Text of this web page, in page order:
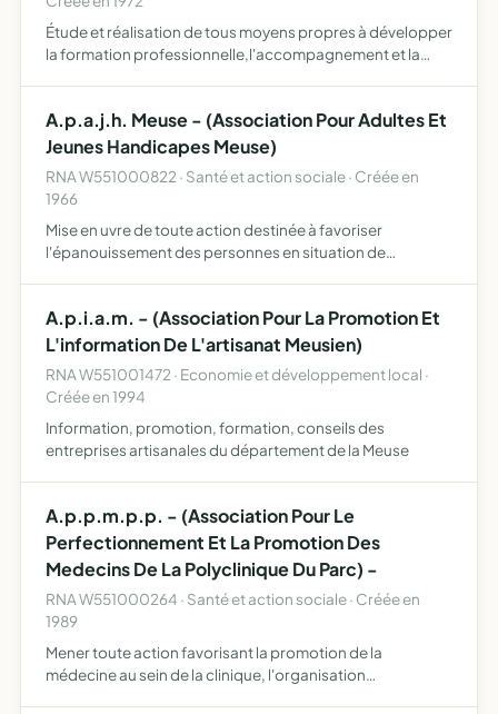
Étude et réalisation de tous moyens propres à développer
la formation professionnelle,l'accompagnement et la
continue,de pe…
A.p.a.j.h. Meuse - (Association Pour Adultes Et
Jeunes Handicapes Meuse)
RNA W551000822 · Santé et action sociale · Créée en
1966
Mise en uvre de toute action destinée à favoriser
l'épanouissement des personnes en situation de
A.p.i.a.m. - (Association Pour La Promotion Et
L'information De L'artisanat Meusien)
RNA W551001472 · Economie et développement local ·
Créée en 1994
Information, promotion, formation, conseils des
entreprises artisanales du département de la Meuse
A.p.p.m.p.p. - (Association Pour Le
Perfectionnement Et La Promotion Des
Medecins De La Polyclinique Du Parc) -
RNA W551000264 · Santé et action sociale · Créée en
1989
Mener toute action favorisant la promotion de la
médecine au sein de la clinique, l'organisation